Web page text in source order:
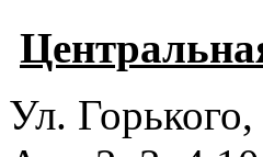
Ул.